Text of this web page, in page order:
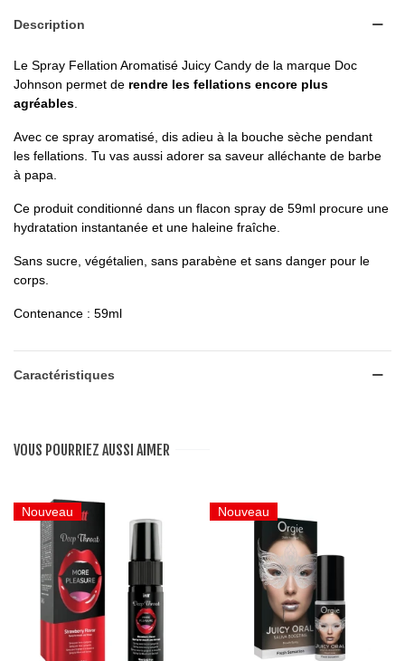
Description
Le Spray Fellation Aromatisé Juicy Candy de la marque Doc
Johnson permet de rendre les fellations encore plus
agréables
Avec ce spray aromatisé, dis adieu à la bouche sèche pendant
les fellations. Tu vas aussi adorer sa saveur alléchante de barbe
à papa.
Ce produit conditionné dans un flacon spray de 59ml procure une
hydratation instantanée et une haleine fraîche.
Sans sucre, végétalien, sans parabène et sans danger pour le
corps.
Contenance : 59ml
Caractéristiques
VOUS POURRIEZ AUSSI AIMER
Nouveau Nouveau